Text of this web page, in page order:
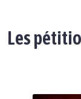
Les